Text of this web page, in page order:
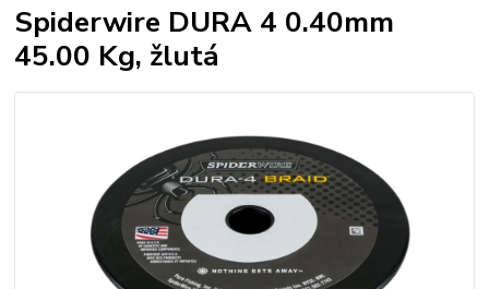
Spiderwire DURA 4 0.40mm
45.00 Kg, žlutá